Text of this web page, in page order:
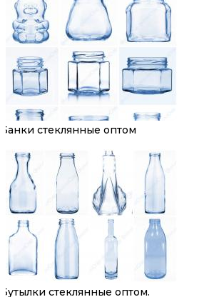
Банки стеклянные оптом
Бутылки стеклянные оптом.